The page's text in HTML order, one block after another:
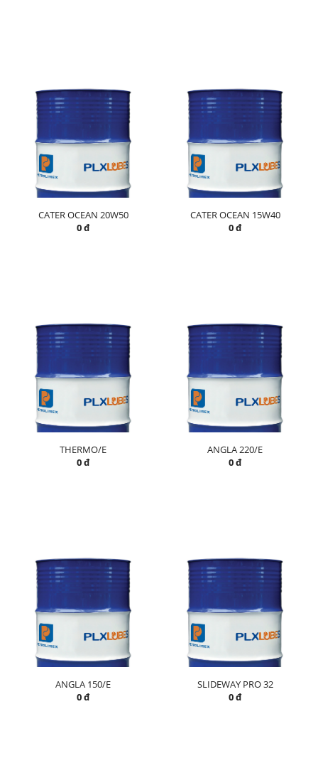
CATER OCEAN 20W50
0 đ
CATER OCEAN 15W40
0 đ
THERMO/E
0 đ
ANGLA 220/E
0 đ
ANGLA 150/E
0 đ
SLIDEWAY PRO 32
0 đ